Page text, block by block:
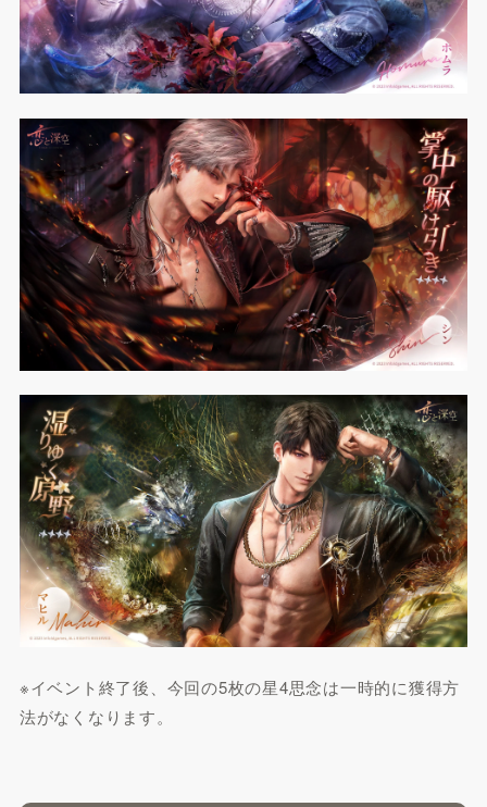
※イベント終了後、今回の5枚の星4思念は一時的に獲得方
法がなくなります。